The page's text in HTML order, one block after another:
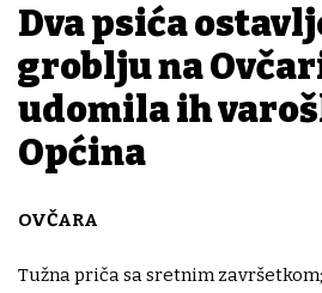
Dva psića
groblju na
udomila ih
Općina
OVČARA
Tužna priča sa sretnim